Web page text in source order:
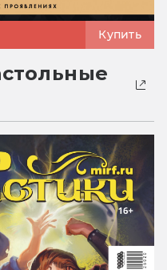
Купить